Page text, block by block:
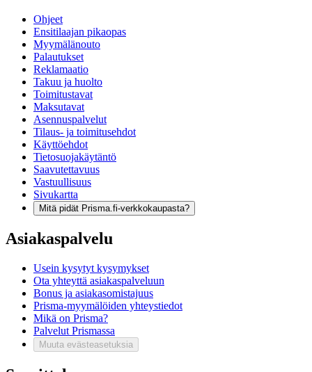
Ohjeet
Ensitilaajan pikaopas
Myymälänouto
Palautukset
Reklamaatio
Takuu ja huolto
Toimitustavat
Maksutavat
Asennuspalvelut
Tilaus- ja toimitusehdot
Käyttöehdot
Tietosuojakäytäntö
Saavutettavuus
Vastuullisuus
Sivukartta
Mitä pidät Prisma.fi-verkkokaupasta?
Asiakaspalvelu
Usein kysytyt kysymykset
Ota yhteyttä asiakaspalveluun
Bonus ja asiakasomistajuus
Prisma-myymälöiden yhteystiedot
Mikä on Prisma?
Palvelut Prismassa
Muuta evästeasetuksia